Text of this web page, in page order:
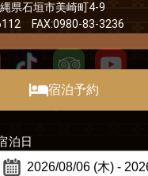
県石垣市美崎町4-9
FAX:0980-83-3236
Hotel Miyahira co.,ltd. All
宿泊予約
泊日